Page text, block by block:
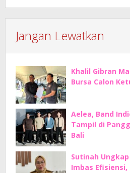
Jangan Lewatkan
Khalil Gibran
Bursa Calon
Aelea, Band
Tampil di
Bali
Sutinah
Imbas Efisiensi,